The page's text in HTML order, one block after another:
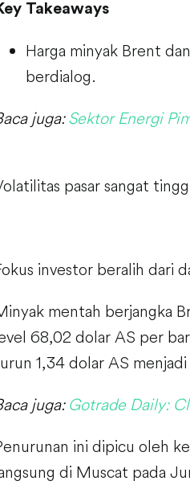
Takeaways
Harga minyak Brent
berdialog.
juga: Sektor Energi
pasar sangat
investor beralih dari
mentah berjangka
68,02 dolar AS per
1,34 dolar AS
juga: Gotrade Daily:
ini dipicu oleh
di Muscat pada